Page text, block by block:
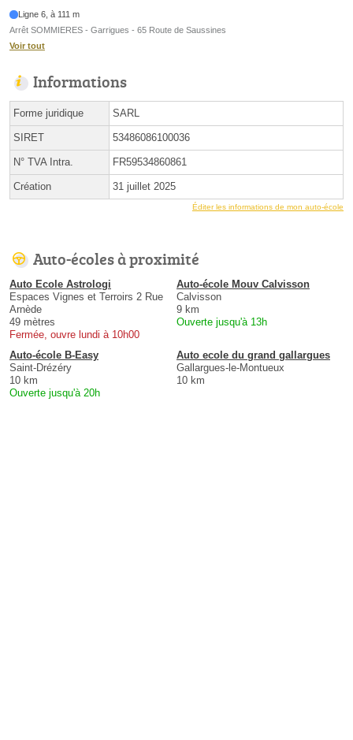
Ligne 6, à 111 m
Arrêt SOMMIERES - Garrigues - 65 Route de Saussines
Voir tout
Informations
Forme juridique SARL
SIRET 53486086100036
N° TVA Intra. FR59534860861
Création 31 juillet 2025
Éditer les informations de mon auto-école
Auto-écoles à proximité
Auto Ecole Astrologi
Espaces Vignes et Terroirs 2 Rue
Arnède
49 mètres
Fermée, ouvre lundi à 10h00
Auto-école Mouv Calvisson
Calvisson
9 km
Ouverte jusqu'à 13h
Auto-école B-Easy
Saint-Drézéry
10 km
Ouverte jusqu'à 20h
Auto ecole du grand gallargues
Gallargues-le-Montueux
10 km